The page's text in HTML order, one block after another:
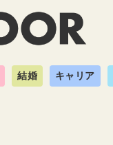
結婚 キャリア